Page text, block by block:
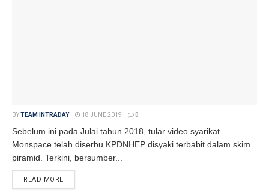
BYTEAM INTRADAY 18 JUNE 2019 0
Sebelum ini pada Julai tahun 2018, tular video syarikat
Monspace telah diserbu KPDNHEP disyaki terbabit dalam skim
piramid. Terkini, bersumber...
READ MORE